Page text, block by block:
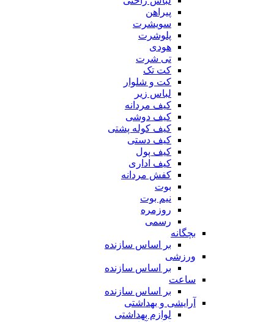
پیراهن
سویشرت
پلوشرت
هودی
تی شرت
کت تک
کت و شلوار
لباس زیر
کیف مردانه
کیف دوشی
کیف کوله پشتی
کیف دستی
کیف پول
کیف اداری
کفش مردانه
بوت
نیم بوت
روزمره
رسمی
بچگانه
بر اساس سازنده
ورزشی
بر اساس سازنده
ساعت
بر اساس سازنده
آرایشی و بهداشتی
لوازم بهداشتی